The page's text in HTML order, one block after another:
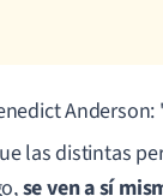
las distintas
se ven a sí